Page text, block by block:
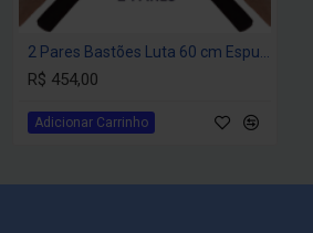
evitando possíveis Ações Judicias
sua Academia.
inclusive com familiares.
R$ 454,00
Adicionar Carrinho